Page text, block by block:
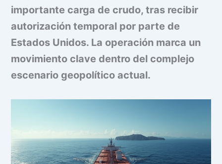
importante carga de crudo, tras recibir
autorización temporal por parte de
Estados Unidos. La operación marca un
movimiento clave dentro del complejo
escenario geopolítico actual.